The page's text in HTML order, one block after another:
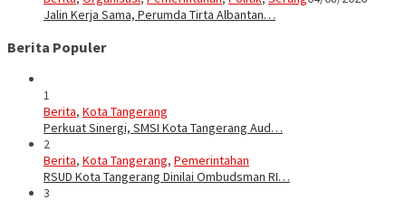
Jalin Kerja Sama, Perumda Tirta Albantan…
Berita Populer
1
Berita, Kota Tangerang
Perkuat Sinergi, SMSI Kota Tangerang Aud…
2
Berita, Kota Tangerang, Pemerintahan
RSUD Kota Tangerang Dinilai Ombudsman RI…
3